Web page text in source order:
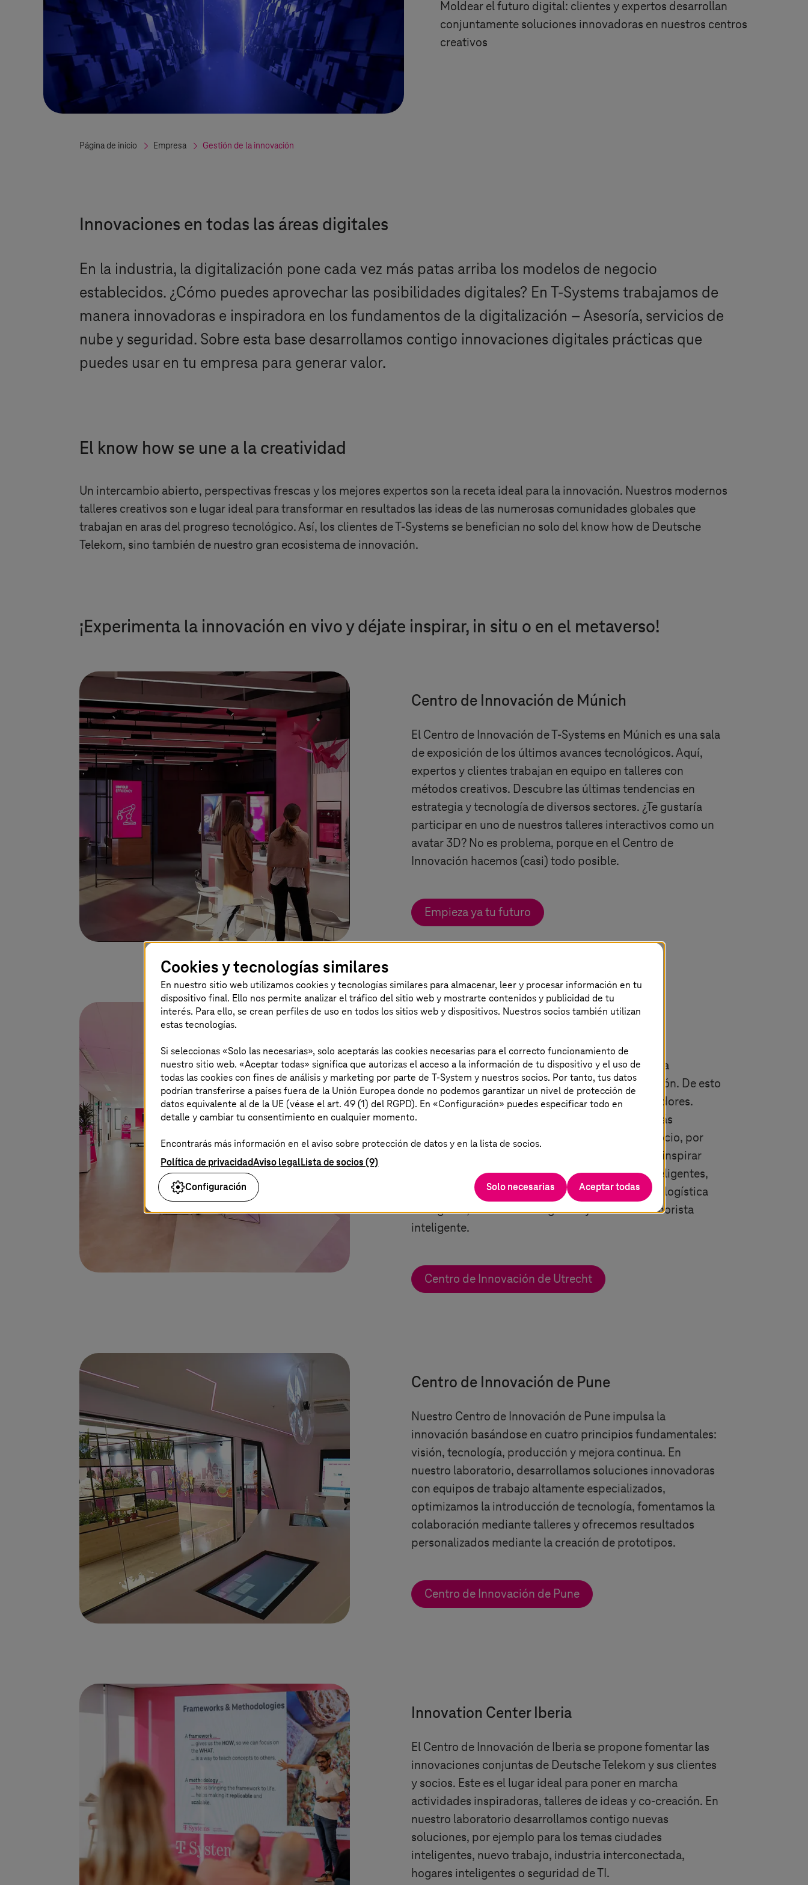
Moldear el futuro digital: clientes y expertos desarrollan
conjuntamente soluciones innovadoras en nuestros centros
creativos
Página de inicio Empresa Gestión de la innovación
Innovaciones en todas las áreas digitales
En la industria, la digitalización pone cada vez más patas arriba los modelos de negocio
establecidos. ¿Cómo puedes aprovechar las posibilidades digitales? En T-Systems trabajamos de
manera innovadoras e inspiradora en los fundamentos de la digitalización – Asesoría, servicios de
nube y seguridad. Sobre esta base desarrollamos contigo innovaciones digitales prácticas que
puedes usar en tu empresa para generar valor.
El know how se une a la creatividad
Un intercambio abierto, perspectivas frescas y los mejores expertos son la receta ideal para la innovación. Nuestros modernos
talleres creativos son e lugar ideal para transformar en resultados las ideas de las numerosas comunidades globales que
trabajan en aras del progreso tecnológico. Así, los clientes deT-Systems se benefician no solo del know how de Deutsche
Telekom, sino también de nuestro gran ecosistema de innovación.
¡Experimenta la innovación en vivo y déjate inspirar, in situ o en el metaverso!
Centro de Innovación de Múnich
El Centro de Innovación deT-Systems en Múnich es una sala
de exposición de los últimos avances tecnológicos. Aquí,
expertos y clientes trabajan en equipo en talleres con
métodos creativos. Descubre las últimas tendencias en
estrategia y tecnología de diversos sectores. ¿Te gustaría
participar en uno de nuestros talleres interactivos como un
avatar 3D? No es problema, porque en el Centro de
Innovación hacemos (casi) todo posible.
Empieza ya tu futuro
El Centro de innovación de Utrecht se enfoca en la
colaboración creativa y el fomento de la innovación. De esto
se encargan sus expertos in situ y talleres inspiradores.
Experimenta cómo diseñar procesos de forma más
inteligente y desarrollar nuevos modelos de negocio, por
ejemplo con el internet de las cosas o 5G. Déjate inspirar
por las innovaciones de las áreas de edificios inteligentes,
máquinas interconectadas, fábricas inteligentes, logística
inteligente, ciudades inteligentes y comercio minorista
inteligente.
Centro de Innovación de Utrecht
Centro de Innovación de Pune
Nuestro Centro de Innovación de Pune impulsa la
innovación basándose en cuatro principios fundamentales:
visión, tecnología, producción y mejora continua. En
nuestro laboratorio, desarrollamos soluciones innovadoras
con equipos de trabajo altamente especializados,
optimizamos la introducción de tecnología, fomentamos la
colaboración mediante talleres y ofrecemos resultados
personalizados mediante la creación de prototipos.
Centro de Innovación de Pune
Innovation Center Iberia
El Centro de Innovación de Iberia se propone fomentar las
innovaciones conjuntas de Deutsche Telekom y sus clientes
y socios. Este es el lugar ideal para poner en marcha
actividades inspiradoras, talleres de ideas y co-creación. En
nuestro laboratorio desarrollamos contigo nuevas
soluciones, por ejemplo para los temas ciudades
inteligentes, nuevo trabajo, industria interconectada,
hogares inteligentes o seguridad de TI.
Cookies y tecnologías similares
En nuestro sitio web utilizamos cookies y tecnologías similares para almacenar, leer y procesar información en tu
dispositivo final. Ello nos permite analizar el tráfico del sitio web y mostrarte contenidos y publicidad de tu
interés. Para ello, se crean perfiles de uso en todos los sitios web y dispositivos. Nuestros socios también utilizan
estas tecnologías.
Si seleccionas «Solo las necesarias», solo aceptarás las cookies necesarias para el correcto funcionamiento de
nuestro sitio web. «Aceptar todas» significa que autorizas el acceso a la información de tu dispositivo y el uso de
todas las cookies con fines de análisis y marketing por parte de T-System y nuestros socios. Por tanto, tus datos
podrían transferirse a países fuera de la Unión Europea donde no podemos garantizar un nivel de protección de
datos equivalente al de la UE (véase el art. 49 (1) del RGPD). En «Configuración» puedes especificar todo en
detalle y cambiar tu consentimiento en cualquier momento.
Encontrarás más información en el aviso sobre protección de datos y en la lista de socios.
Política de privacidadAviso legalLista de socios (9)
Configuración
Solo necesarias Aceptar todas